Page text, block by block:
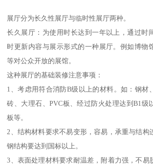
展厅分为长久性展厅与临时性展厅两种。
长久展厅：为使用时长达到一年以上，通过时
时更新内容与展示形式的一种展厅。例如博物
等对公众开放的展馆。
这种展厅的基础装修注意事项：
1、考虑用符合消防B级以上的材料。如：钢材
砖、大理石、PVC板、经过防火处理达到B1级
板等。
2、结构材料要求不易变形，容易，承重与结构
钢结构要达到国标以上。
3、表面处理材料要求耐温差，附着力强，不易